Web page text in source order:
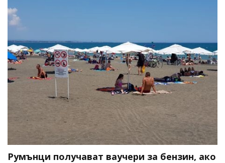
Румънци получават ваучери за бензин, ако